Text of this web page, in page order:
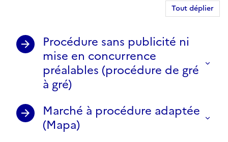
Tout déplier
Procédure sans publicité ni
mise en concurrence
préalables (procédure de gré
à gré)
Marché à procédure adaptée
(Mapa)